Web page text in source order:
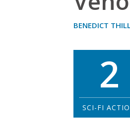
BENEDICT
2
SCI-FI